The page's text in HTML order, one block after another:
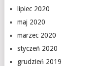
lipiec 2020
maj 2020
marzec 2020
styczeń 2020
grudzień 2019